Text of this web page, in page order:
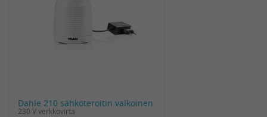
Dahle 210 sähköteroitin valkoinen
230 V verkkovirta